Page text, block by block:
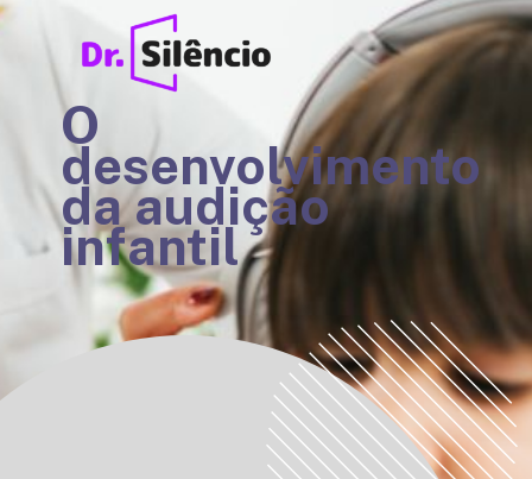
O
desenvolvimento
da audição
infantil